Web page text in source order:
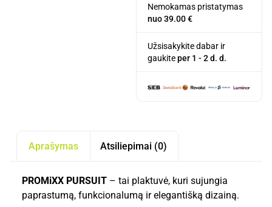
Nemokamas pristatymas
nuo 39.00 €
Užsisakykite dabar ir
gaukiteper 1 - 2 d. d.
Aprašymas Atsiliepimai (0)
PROMiXX PURSUIT – tai plaktuvė, kuri sujungia
paprastumą, funkcionalumą ir elegantišką dizainą.